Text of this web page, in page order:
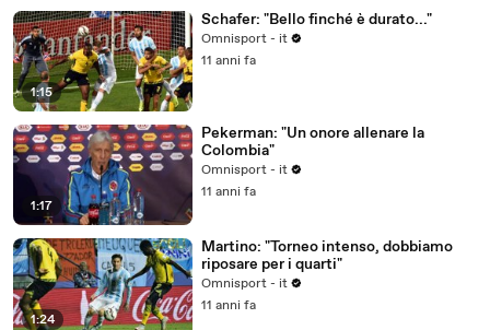
1:15
Schafer: "Bello finché è durato..."
Omnisport - it
11 anni fa
1:17
Pekerman: "Un onore allenare la
Colombia"
Omnisport - it
11 anni fa
1:24
Martino: "Torneo intenso, dobbiamo
riposare per i quarti"
Omnisport - it
11 anni fa